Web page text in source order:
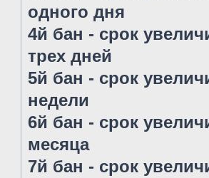
одного дня
4й бан - срок
трех дней
5й бан - срок
недели
6й бан - срок
месяца
7й бан - срок